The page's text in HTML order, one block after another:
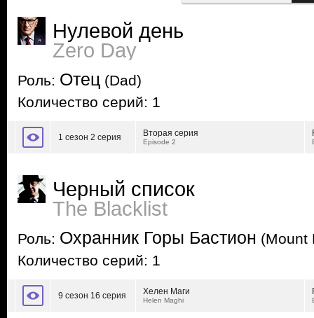
Нулевой день
Zero Day
Роль: Отец (Dad)
Количество серий: 1
1 сезон 2 серия Вторая серия
Episode 2
Черный список
The Blacklist
Роль: Охранник Горы Бастион (Mount
Количество серий: 1
9 сезон 16 серия Хелен Маги
Helen Maghi